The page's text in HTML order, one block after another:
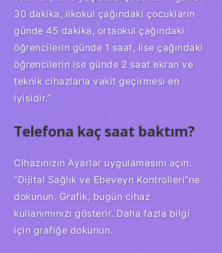
30 dakika, ilkokul çağındaki çocukların
günde 45 dakika, ortaokul çağındaki
öğrencilerin günde 1 saat, lise çağındaki
öğrencilerin ise günde 2 saat ekran ve
teknik cihazlarla vakit geçirmesi en
iyisidir.”
Telefona kaç saat baktım?
Cihazınızın Ayarlar uygulamasını açın.
“Dijital Sağlık ve Ebeveyn Kontrolleri”ne
dokunun. Grafik, bugün cihaz
kullanımınızı gösterir. Daha fazla bilgi
için grafiğe dokunun.